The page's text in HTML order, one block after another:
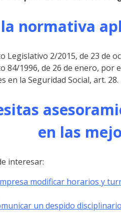
la normativa
Legislativo 2/2015, de 23 de
84/1996, de 26 de enero,
en la Seguridad Social, art. 28.
en las
interesar:
modificar horarios y
un despido